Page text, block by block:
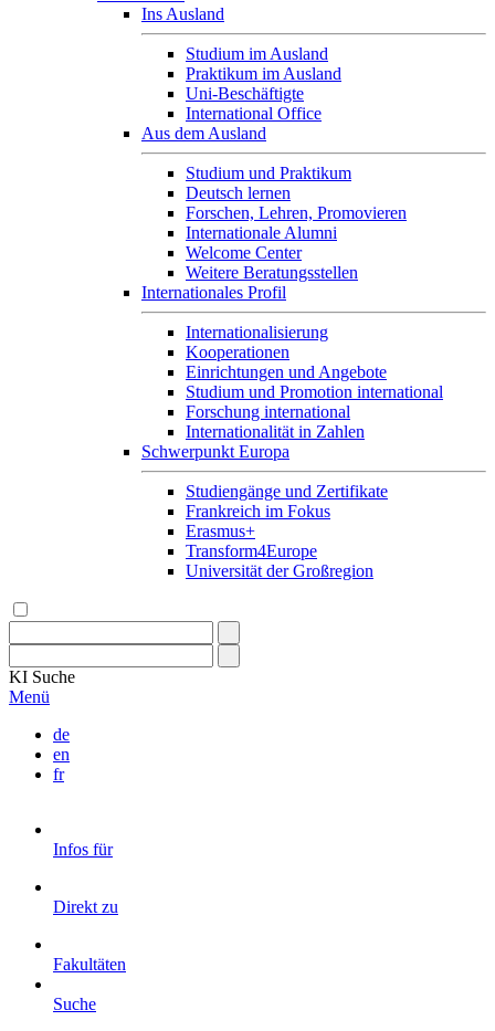
Ins Ausland
Studium im Ausland
Praktikum im Ausland
Uni-Beschäftigte
International Office
Aus dem Ausland
Studium und Praktikum
Deutsch lernen
Forschen, Lehren, Promovieren
Internationale Alumni
Welcome Center
Weitere Beratungsstellen
Internationales Profil
Internationalisierung
Kooperationen
Einrichtungen und Angebote
Studium und Promotion international
Forschung international
Internationalität in Zahlen
Schwerpunkt Europa
Studiengänge und Zertifikate
Frankreich im Fokus
Erasmus+
Transform4Europe
Universität der Großregion
KI Suche
Menü
de
en
fr
Infos für
Direkt zu
Fakultäten
Suche